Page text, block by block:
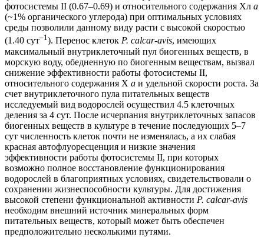
фотосистемы II (0.67–0.69) и относительного содержания Хл а
(~1% органического углерода) при оптимальных условиях
среды позволили данному виду расти с высокой скоростью
(1.40 сут–1). Перенос клеток P. calcar-avis, имеющих
максимальный внутриклеточный пул биогенных веществ, в
морскую воду, обедненную по биогенным веществам, вызвал
снижение эффективности работы фотосистемы II,
относительного содержания Х а и удельной скорости роста. За
счет внутриклеточного пула питательных веществ
исследуемый вид водорослей осуществил 4.5 клеточных
деления за 4 сут. После исчерпания внутриклеточных запасов
биогенных веществ в культуре в течение последующих 5–7
сут численность клеток почти не изменялась, а их слабая
красная автофлуоресценция и низкие значения
эффективности работы фотосистемы II, при которых
возможно полное восстановление функционирования
водорослей в благоприятных условиях, свидетельствовали о
сохранении жизнеспособности культуры. Для достижения
высокой степени функциональной активности P. calcar-avis
необходим внешний источник минеральных форм
питательных веществ, который может быть обеспечен
предположительно несколькими путями.